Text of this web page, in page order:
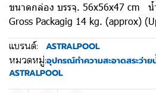
ขนาดกล่อง บรรจุ. 56x56x47 cm
Gross Packagig 14 kg. (approx)
แบรนด์: ASTRALPOOL
หมวดหมู่:อุปกรณ์ทำความสะอาดสระว่าย
ASTRALPOOL